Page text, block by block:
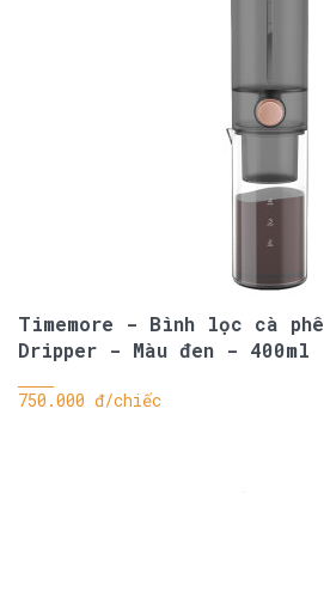
Timemore - Bình lọc cà
Dripper - Màu đen - 400ml
750.000 đ/chiếc